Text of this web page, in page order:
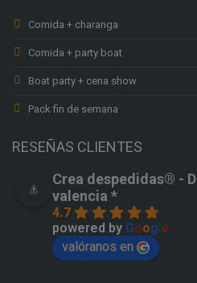
Comida + charanga
Comida + party boat
Boat party + cena show
Pack fin de semana
RESEÑAS CLIENTES
Crea despedidas®️ -
valencia *
4.7
powered by Google
valóranos en